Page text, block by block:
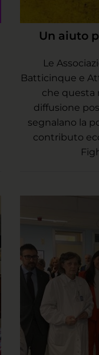
Un aiuto
Le
Batticinque e
che questa
diffusione
segnalano la
contributo